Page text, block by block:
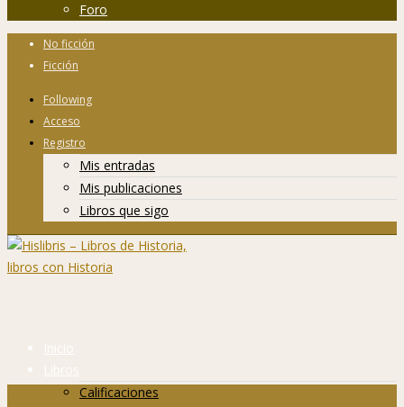
Foro
No ficción
Ficción
Following
Acceso
Registro
Mis entradas
Mis publicaciones
Libros que sigo
Inicio
Libros
Calificaciones